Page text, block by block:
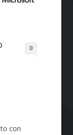
0
con